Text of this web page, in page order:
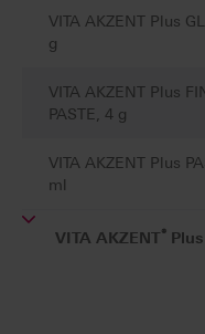
VITA AKZENT Plus
g
VITA AKZENT Plus
PASTE, 4 g
VITA AKZENT Plus
ml
VITA AKZENT®